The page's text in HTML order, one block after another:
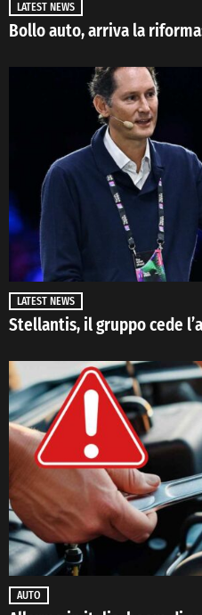
LATEST NEWS
Bollo auto, arriva la
LATEST NEWS
Stellantis, il gruppo cede
AUTO